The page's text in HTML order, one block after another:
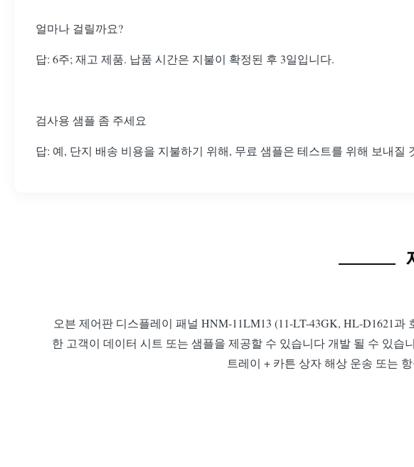
얼마나 걸릴까요?
답: 6주; 재고 제품. 납품 시간은 지불이 확정된 후 3일입니다.
검사용 샘플 좀 주세요
답: 예, 단지 배송 비용을 지불하기 위해, 무료 샘플은 테스트를 위해 보내질
오븐 제어판 디스플레이 패널 HNM-11LM13 (11-LT-43GK, HL-D1621
한 고객이 데이터 시트 또는 샘플을 제공할 수 있습니다 개발 될 수 있습
트레이 + 카튼 상자 해상 운송 또는